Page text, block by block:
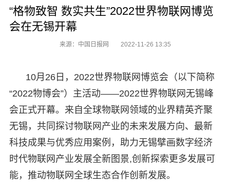
“格物致智 数实共生”2022世界物联网博览
会在无锡开幕
来源：中国日报网 2022-11-26 13:35
10月26日，2022世界物联网博览会（以下简称
“2022物博会”）主活动——2022世界物联网无锡峰
会正式开幕。来自全球物联网领域的业界精英齐聚
无锡，共同探讨物联网产业的未来发展方向、最新
科技成果与优秀应用案例，助力无锡擘画数字经济
时代物联网产业发展全新图景,创新探索更多发展可
能，推动物联网全球生态合作创新发展。